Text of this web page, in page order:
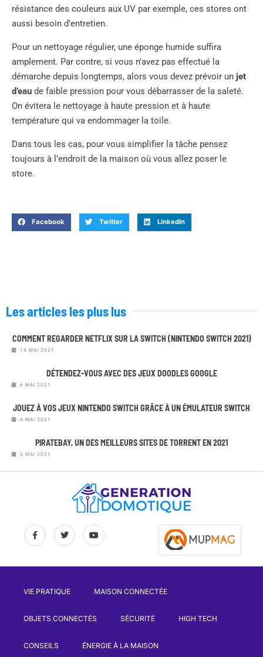
résistance des couleurs aux UV par exemple, ces stores ont
aussi besoin d’entretien.
Pour un nettoyage régulier, une éponge humide suffira
amplement. Par contre, si vous n’avez pas effectué la
démarche depuis longtemps, alors vous devez prévoir un jet
d’eau de faible pression pour vous débarrasser de la saleté.
On évitera le nettoyage à haute pression et à haute
température qui va endommager la toile.
Dans tous les cas, pour vous simplifier la tâche pensez
toujours à l’endroit de la maison où vous allez poser le
store.
Facebook Twitter LinkedIn
Les articles les plus lus
COMMENT REGARDER NETFLIX SUR LA SWITCH (NINTENDO SWITCH 2021)
14 MAI 2021
DÉTENDEZ-VOUS AVEC DES JEUX DOODLES GOOGLE
6 MAI 2021
JOUEZ À VOS JEUX NINTENDO SWITCH GRÂCE À UN ÉMULATEUR SWITCH
4 MAI 2021
PIRATEBAY, UN DES MEILLEURS SITES DE TORRENT EN 2021
3 MAI 2021
VIE PRATIQUE MAISON CONNECTÉE
OBJETS CONNECTÉS SÉCURITÉ HIGH TECH
CONSEILS ÉNERGIE À LA MAISON